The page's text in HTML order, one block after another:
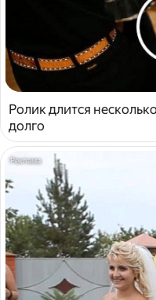
Ролик длится
долго